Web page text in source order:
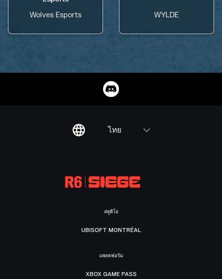
Wolves Esports WYLDE
ไทย
สตูดิโอ
UBISOFT MONTRÉAL
แพลตฟอร์ม
XBOX GAME PASS